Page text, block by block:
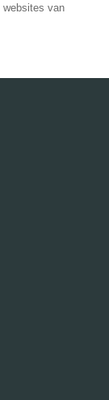
websites van